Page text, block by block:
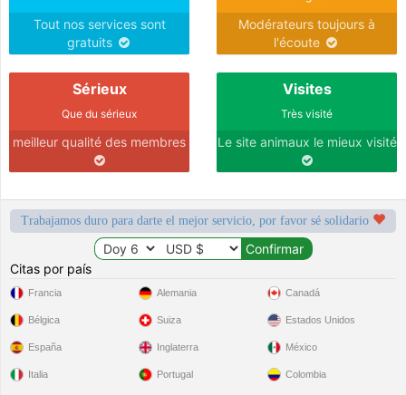
Tout nos services sont
gratuits
Modérateurs toujours à
l'écoute
Sérieux
Que du sérieux
meilleur qualité des membres
Visites
Très visité
Le site animaux le mieux visité
Trabajamos duro para darte el mejor servicio, por favor sé solidario
Citas por país
Francia
Bélgica
España
Italia
Alemania
Suiza
Inglaterra
Portugal
Canadá
Estados Unidos
México
Colombia